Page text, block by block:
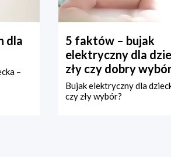
dla
–
5 faktów – bujak
elektryczny dla
zły czy dobry
Bujak elektryczny dla
czy zły wybór?